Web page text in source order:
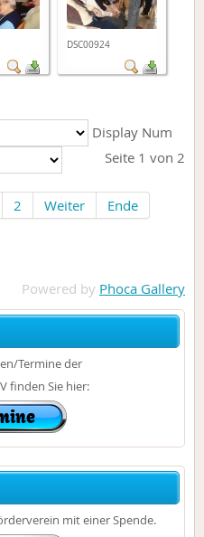
DSC00924
Display Num
Seite 1 von 2
2 Weiter Ende
Powered by Phoca Gallery
Termine der
finden Sie hier:
mit einer Spende.